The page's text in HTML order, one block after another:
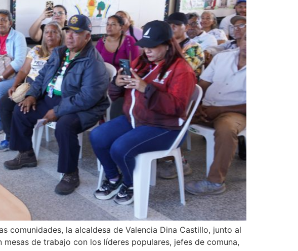
comunidades, la alcaldesa de Valencia Dina Castillo, junto al
de trabajo con los líderes populares, jefes de comuna,